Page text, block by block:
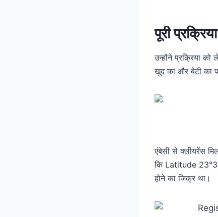
पूरी
उन्होंने प्रक्रिया
खुद का और बेटी का
एंबेसी से क्लीयरेंस
कि Latitude
होने का जिक्र था।